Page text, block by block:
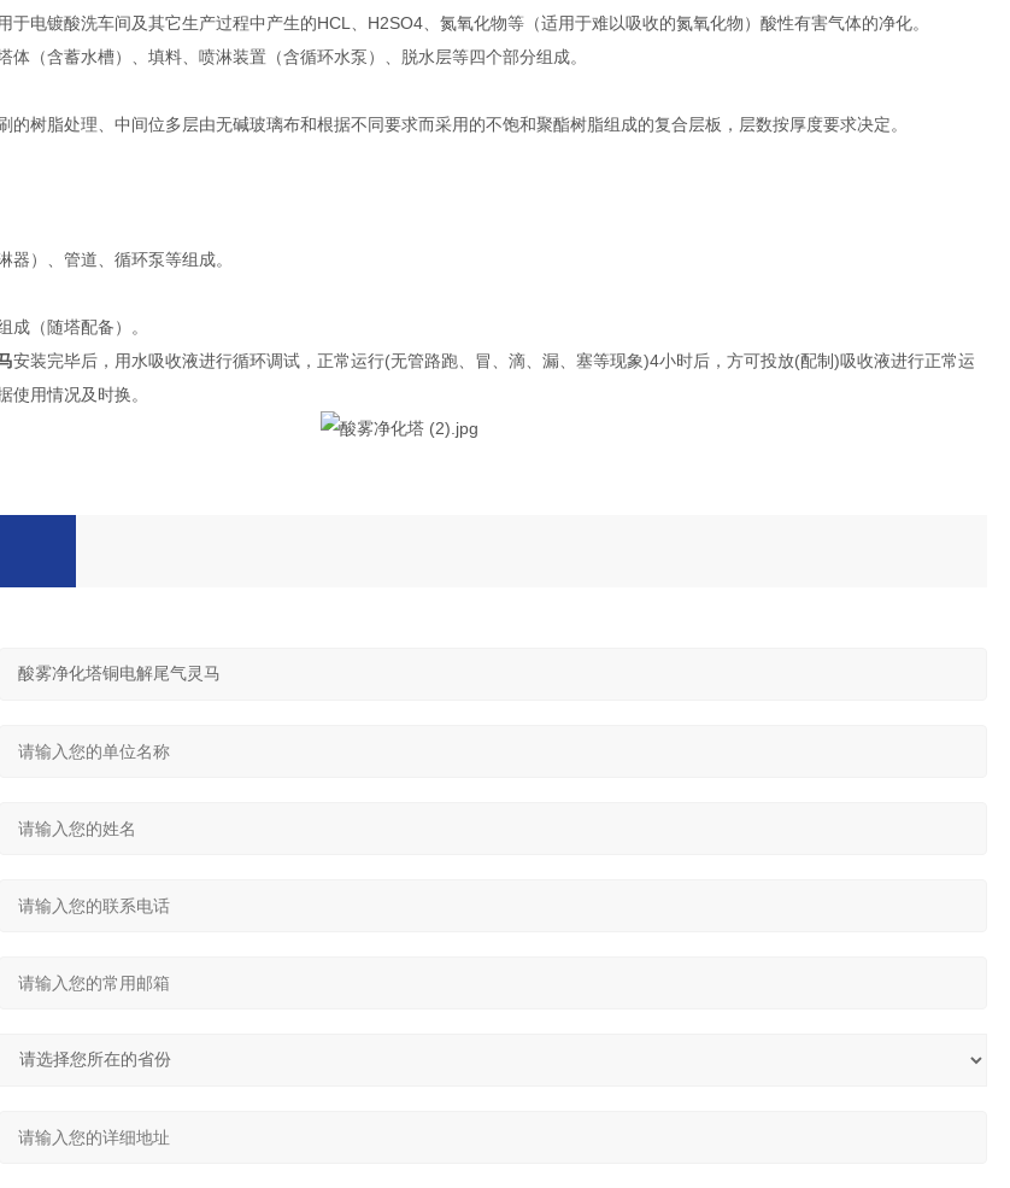
于电镀酸洗车间及其它生产过程中产生的HCL、H2SO4、氮氧化物等（适用于难以吸收的氮氧化物）酸性有害气体的净化。
体（含蓄水槽）、填料、喷淋装置（含循环水泵）、脱水层等四个部分组成。
的树脂处理、中间位多层由无碱玻璃布和根据不同要求而采用的不饱和聚酯树脂组成的复合层板，层数按厚度要求决定。
器）、管道、循环泵等组成。
成（随塔配备）。
安装完毕后，用水吸收液进行循环调试，正常运行(无管路跑、冒、滴、漏、塞等现象)4小时后，方可投放(配制)吸收液进行正常运
使用情况及时换。